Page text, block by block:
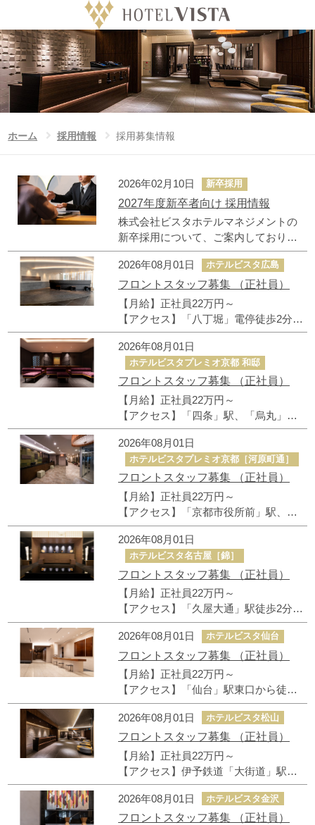
ホテル
チェックイン日 日付未定
泊
お子様
地図から地域を選択してください
採用募集情報
ホーム 採用情報 採用募集情報
2026年02月10日 新卒採用
2027年度新卒者向け 採用情報
株式会社ビスタホテルマネジメントの
新卒採用について、ご案内しておりま
す。
2026年08月01日
ホテルビスタ広島
フロントスタッフ募集 （正社員）
【月給】正社員22万円～
【アクセス】「八丁堀」電停徒歩2分、
「広島」駅徒歩15分
2026年08月01日
ホテルビスタプレミオ京都 和邸
フロントスタッフ募集 （正社員）
【月給】正社員22万円～
【アクセス】「四条」駅、「烏丸」駅
から徒歩7分、「烏丸御池駅」から徒歩
9分
2026年08月01日
ホテルビスタプレミオ京都［河原町通］
フロントスタッフ募集 （正社員）
【月給】正社員22万円～
【アクセス】「京都市役所前」駅、
「京都河原町」駅、「三条」駅から各
徒歩6分
2026年08月01日
ホテルビスタ名古屋［錦］
フロントスタッフ募集 （正社員）
【月給】正社員22万円～
【アクセス】「久屋大通」駅徒歩2分、
「栄」駅徒歩5分
2026年08月01日
ホテルビスタ仙台
フロントスタッフ募集 （正社員）
【月給】正社員22万円～
【アクセス】「仙台」駅東口から徒歩4
分、「宮城野通」駅から徒歩1分
2026年08月01日
ホテルビスタ松山
フロントスタッフ募集 （正社員）
【月給】正社員22万円～
【アクセス】伊予鉄道「大街道」駅徒
歩2分
2026年08月01日
ホテルビスタ金沢
フロントスタッフ募集 （正社員）
公式サイト予約特典
ビスタグループホテル一覧
ニュース
よくあるお問合せ
各ホテルからのお知らせ
ホテルビスタメンバーズクラブ
採用情報
利用規約/ポリシー